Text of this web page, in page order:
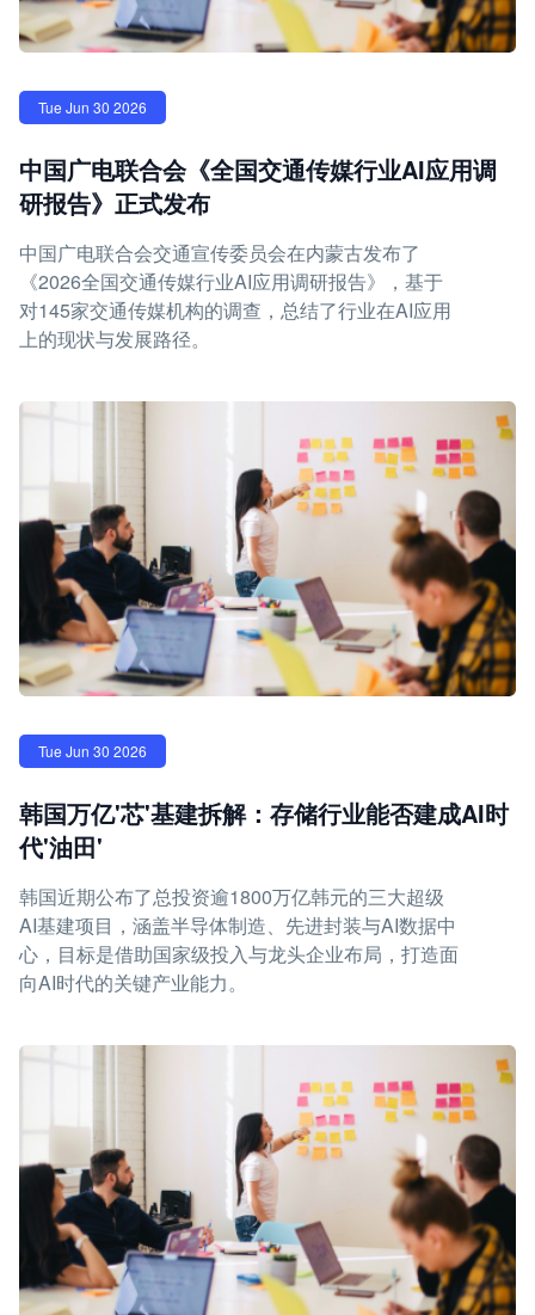
Tue Jun 30 2026
中国广电联合会《全国交通传媒行业AI应用调
研报告》正式发布
中国广电联合会交通宣传委员会在内蒙古发布了
《2026全国交通传媒行业AI应用调研报告》，基于
对145家交通传媒机构的调查，总结了行业在AI应用
上的现状与发展路径。
Tue Jun 30 2026
韩国万亿'芯'基建拆解：存储行业能否建成AI时
代'油田'
韩国近期公布了总投资逾1800万亿韩元的三大超级
AI基建项目，涵盖半导体制造、先进封装与AI数据中
心，目标是借助国家级投入与龙头企业布局，打造面
向AI时代的关键产业能力。